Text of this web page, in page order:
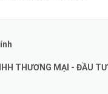
THƯƠNG MẠI - ĐẦU TƯ